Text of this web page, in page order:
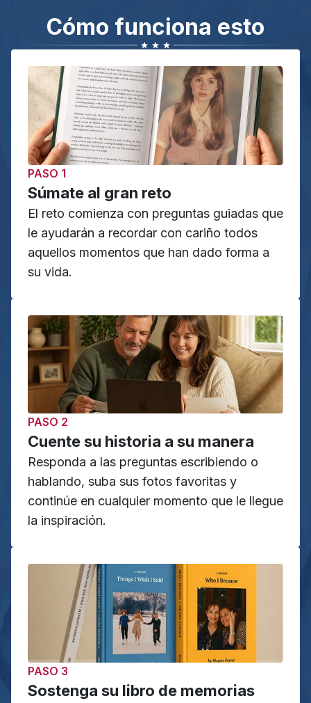
Cómo funciona esto
PASO 1
Súmate al gran reto
El reto comienza con preguntas guiadas que
le ayudarán a recordar con cariño todos
aquellos momentos que han dado forma a
su vida.
PASO 2
Cuente su historia a su manera
Responda a las preguntas escribiendo o
hablando, suba sus fotos favoritas y
continúe en cualquier momento que le llegue
la inspiración.
PASO 3
Sostenga su libro de memorias